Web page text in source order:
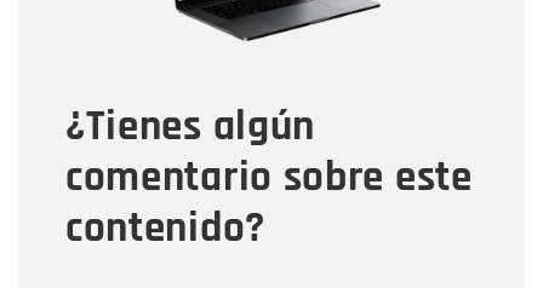
¿Tienes algún
comentario sobre este
contenido?
Tipo de comentario
Mensaje